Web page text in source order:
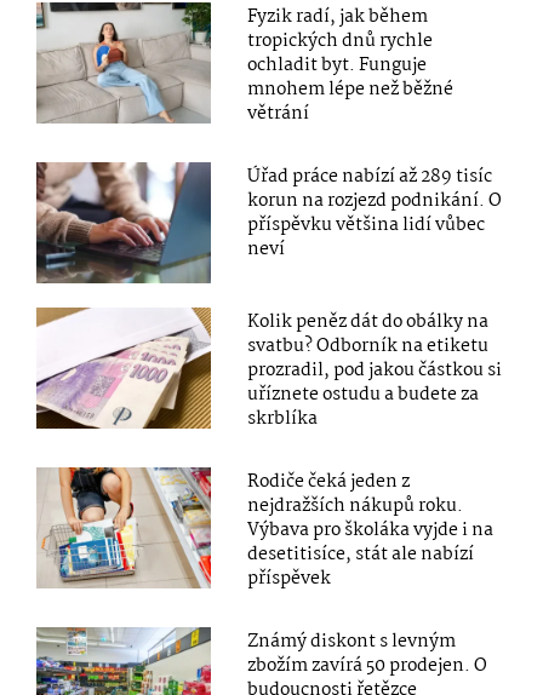
Fyzik radí, jak během
tropických dnů rychle
ochladit byt. Funguje
mnohem lépe než běžné
větrání
Úřad práce nabízí až 289 tisíc
korun na rozjezd podnikání. O
příspěvku většina lidí vůbec
neví
Kolik peněz dát do obálky na
svatbu? Odborník na etiketu
prozradil, pod jakou částkou si
uříznete ostudu a budete za
skrblíka
Rodiče čeká jeden z
nejdražších nákupů roku.
Výbava pro školáka vyjde i na
desetitisíce, stát ale nabízí
příspěvek
Známý diskont s levným
zbožím zavírá 50 prodejen. O